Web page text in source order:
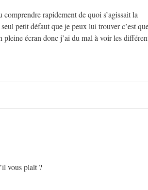
rapidement de quoi s’agissait la
petit défaut que je peux lui trouver c’est
pleine écran donc j’ai du mal à voir les
vous plaît ?